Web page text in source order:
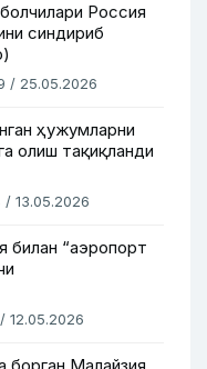
Россия
синдириб
/ 25.05.2026
ҳужумларни
олиш тақиқланди
/ 13.05.2026
билан “аэропорт
12.05.2026